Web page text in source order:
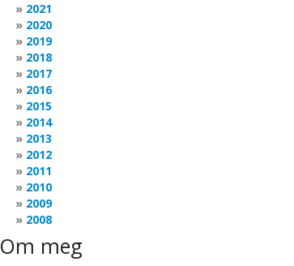
2021
2020
2019
2018
2017
2016
2015
2014
2013
2012
2011
2010
2009
2008
Om meg